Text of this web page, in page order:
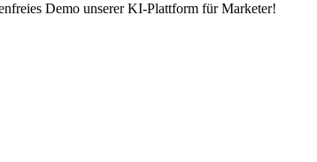
Demo unserer KI-Plattform für Marketer!